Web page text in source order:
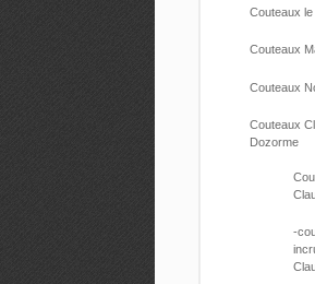
Couteaux
Couteaux
Couteaux
Couteaux
Dozorme
-